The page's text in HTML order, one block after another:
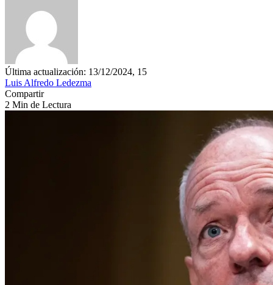
Última actualización: 13/12/2024, 15
Luis Alfredo Ledezma
Compartir
2 Min de Lectura